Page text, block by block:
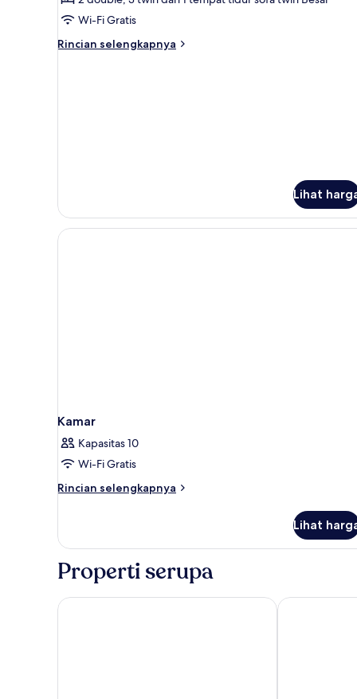
kamar
2
Wi-Fi Gratis
Rincian selengkapnya
Rincian
Lihat
Kamar
Kapasitas 10
Wi-Fi Gratis
Rincian selengkapnya
Rincian
Kamar
Lihat
Properti serupa
Slow Suites Setas Suites Murillo